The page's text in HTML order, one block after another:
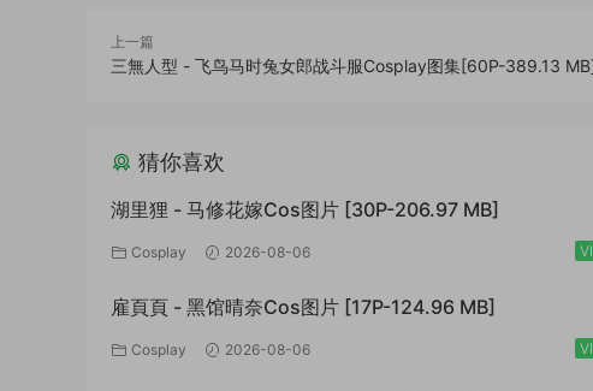
上一篇
三無人型 - 飞鸟马时兔女郎战斗服Cosplay图集[60P-389.13
猜你喜欢
湖里狸 - 马修花嫁Cos图片 [30P-206.97 MB]
Cosplay 2026-08-06
雇頁頁 - 黑馆晴奈Cos图片 [17P-124.96 MB]
Cosplay 2026-08-06